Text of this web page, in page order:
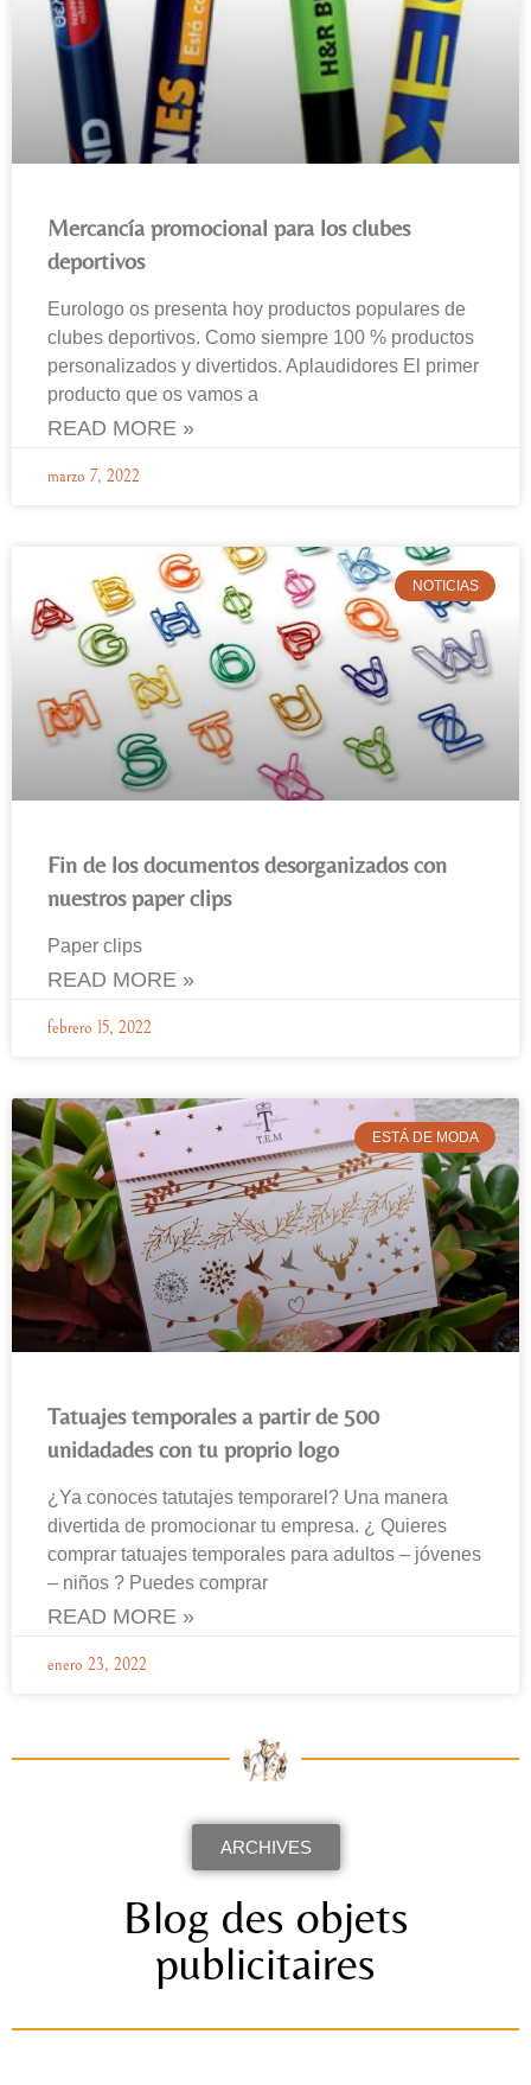
Mercancía promocional para los clubes
deportivos
Eurologo os presenta hoy productos populares de
clubes deportivos. Como siempre 100 % productos
personalizados y divertidos. Aplaudidores El primer
producto que os vamos a
READ MORE »
marzo 7, 2022
NOTICIAS
Fin de los documentos desorganizados con
nuestros paper clips
Paper clips
READ MORE »
febrero 15, 2022
ESTÁ DE MODA
Tatuajes temporales a partir de 500
unidadades con tu proprio logo
¿Ya conoces tatutajes temporarel? Una manera
divertida de promocionar tu empresa. ¿ Quieres
comprar tatuajes temporales para adultos – jóvenes
– niños ? Puedes comprar
READ MORE »
enero 23, 2022
ARCHIVES
Blog des objets
publicitaires